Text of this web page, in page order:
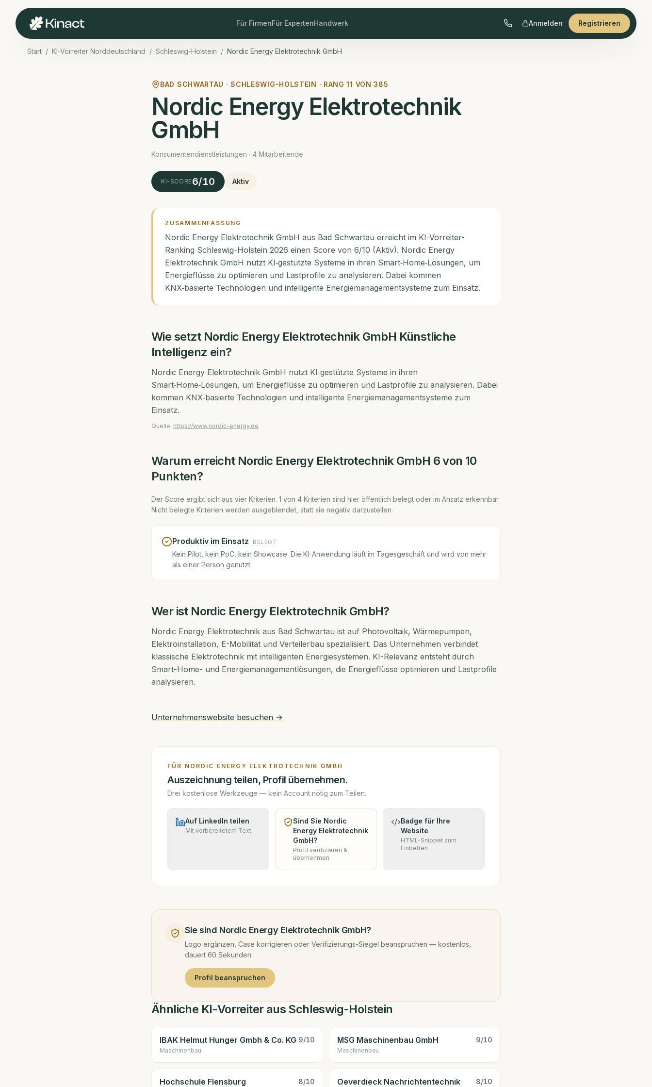
Für FirmenFür ExpertenHandwerk Anmelden Registrieren
Start / KI-Vorreiter Norddeutschland / Schleswig-Holstein / Nordic Energy Elektrotechnik GmbH
BAD SCHWARTAU ·SCHLESWIG-HOLSTEIN · RANG11 VON385
Nordic Energy Elektrotechnik
GmbH
Konsumentendienstleistungen · 4 Mitarbeitende
KI-SCORE6/10 Aktiv
ZUSAMMENFASSUNG
Nordic Energy Elektrotechnik GmbH aus Bad Schwartau erreicht im KI-Vorreiter-
Ranking Schleswig-Holstein 2026 einen Score von 6/10 (Aktiv). Nordic Energy
Elektrotechnik GmbH nutzt KI‑gestützte Systeme in ihren Smart‑Home‑Lösungen, um
Energieflüsse zu optimieren und Lastprofile zu analysieren. Dabei kommen
KNX‑basierte Technologien und intelligente Energiemanagementsysteme zum Einsatz.
Wie setzt Nordic Energy Elektrotechnik GmbH Künstliche
Intelligenz ein?
Nordic Energy Elektrotechnik GmbH nutzt KI‑gestützte Systeme in ihren
Smart‑Home‑Lösungen, um Energieflüsse zu optimieren und Lastprofile zu analysieren. Dabei
kommen KNX‑basierte Technologien und intelligente Energiemanagementsysteme zum
Einsatz.
Quelle: https://www.nordic-energy.de
Warum erreicht Nordic Energy Elektrotechnik GmbH 6von 10
Punkten?
Der Score ergibt sich aus vier Kriterien. 1 von 4 Kriterien sind hier öffentlich belegt oder im Ansatz erkennbar.
Nicht belegte Kriterien werden ausgeblendet, statt sie negativ darzustellen.
Produktiv im Einsatz BELEGT
Kein Pilot, kein PoC, kein Showcase. Die KI-Anwendung läuft im Tagesgeschäft und wird von mehr
als einer Person genutzt.
Wer ist Nordic Energy Elektrotechnik GmbH?
Nordic Energy Elektrotechnik aus Bad Schwartau ist auf Photovoltaik, Wärmepumpen,
Elektroinstallation, E-Mobilität und Verteilerbau spezialisiert. Das Unternehmen verbindet
klassische Elektrotechnik mit intelligenten Energiesystemen. KI-Relevanz entsteht durch
Smart-Home- und Energiemanagementlösungen, die Energieflüsse optimieren und Lastprofile
analysieren.
Unternehmenswebsite besuchen →
FÜR NORDIC ENERGY ELEKTROTECHNIK GMBH
Auszeichnung teilen, Profil übernehmen.
Drei kostenlose Werkzeuge — kein Account nötig zum Teilen.
Auf LinkedIn teilen
Mit vorbereitetem Text
Sind Sie Nordic
Energy Elektrotechnik
GmbH?
Profil verifizieren &
übernehmen
Badge für Ihre
Website
HTML-Snippet zum
Einbetten
Sie sind Nordic Energy Elektrotechnik GmbH?
Logo ergänzen, Case korrigieren oder Verifizierungs-Siegel beanspruchen — kostenlos,
dauert 60 Sekunden.
Profil beanspruchen
Ähnliche KI-Vorreiter aus Schleswig-Holstein
IBAK Helmut Hunger Gmbh & Co. KG 9/10
Maschinenbau
MSG Maschinenbau GmbH 9/10
Maschinenbau
Hochschule Flensburg 8/10 Oeverdieck Nachrichtentechnik 8/10